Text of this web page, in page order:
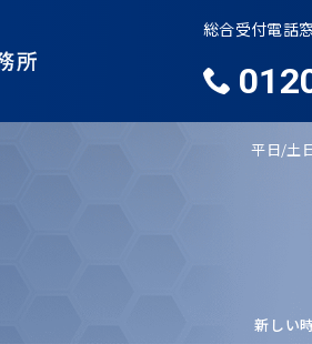
総合受付電話
平日/土
新しい